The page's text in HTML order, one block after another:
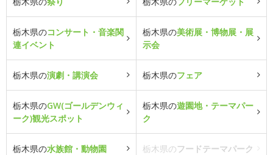
栃木県のコンサート・音楽関
連イベント
栃木県の美術展・博物展・展
示会
栃木県の演劇・講演会 栃木県のフェア
栃木県のGW(ゴールデンウィ
ーク)観光スポット
栃木県の遊園地・テーマパー
ク
栃木県の水族館・動物園 栃木県のフードテーマパーク